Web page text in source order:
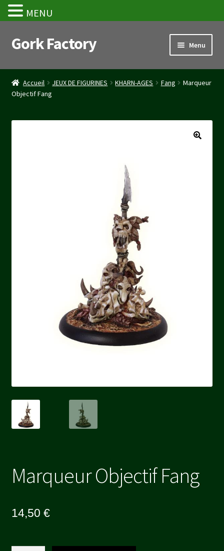
Aller
à
navigation
Aller
au
Gork Factory Menu
Accueil
CGV
Mon compte
Accueil JEUX DE FIGURINES KHARN-AGES Fang
Marqueur
Objectif Fang
Marqueur Objectif Fang
14,50 €
MENU